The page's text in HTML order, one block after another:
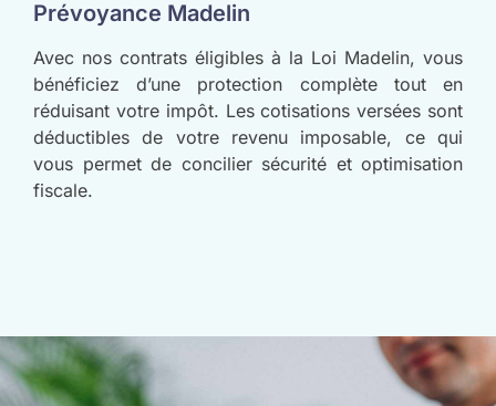
Prévoyance Madelin
Avec nos contrats éligibles à la Loi Madelin, vous
bénéficiez d’une protection complète tout en
réduisant votre impôt. Les cotisations versées sont
déductibles de votre revenu imposable, ce qui
vous permet de concilier sécurité et optimisation
fiscale.